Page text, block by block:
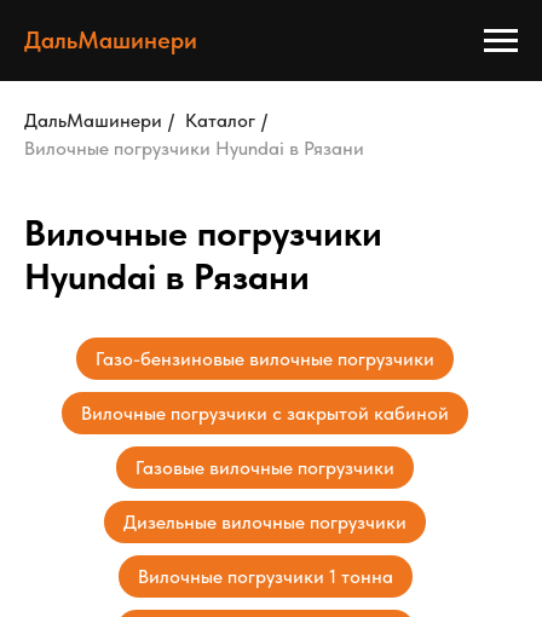
ДальМашинери
ДальМашинери / Каталог /
Вилочные погрузчики Hyundai в Рязани
Вилочные погрузчики
Hyundai в Рязани
Газо-бензиновые вилочные погрузчики
Вилочные погрузчики с закрытой кабиной
Газовые вилочные погрузчики
Дизельные вилочные погрузчики
Вилочные погрузчики 1 тонна